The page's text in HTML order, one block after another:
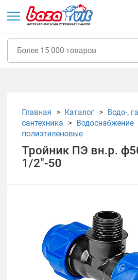
Главная Каталог
Водо-,
сантехника
Водоснабжение
полиэтиленовые
Тройник ПЭ вн.р.
1/2"-50